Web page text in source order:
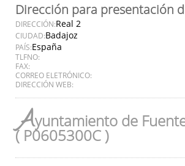
Dirección para presentación
DIRECCIÓN:Real 2
CIUDAD:Badajoz
PAÍS:España
TLFNO:
FAX:
CORREO ELETRÓNICO:
DIRECCIÓN WEB:
Ayuntamiento de
( P0605300C )